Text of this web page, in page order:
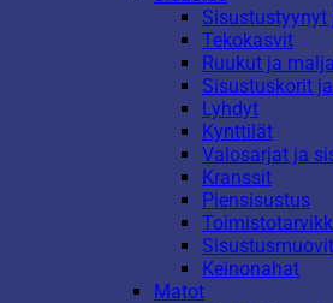
Sisustustyynyt
Tekokasvit
Ruukut ja
Sisustuskorit
Lyhdyt
Kynttilät
Valosarjat ja
Kranssit
Piensisustus
Sisustusmuovit
Keinonahat
Matot